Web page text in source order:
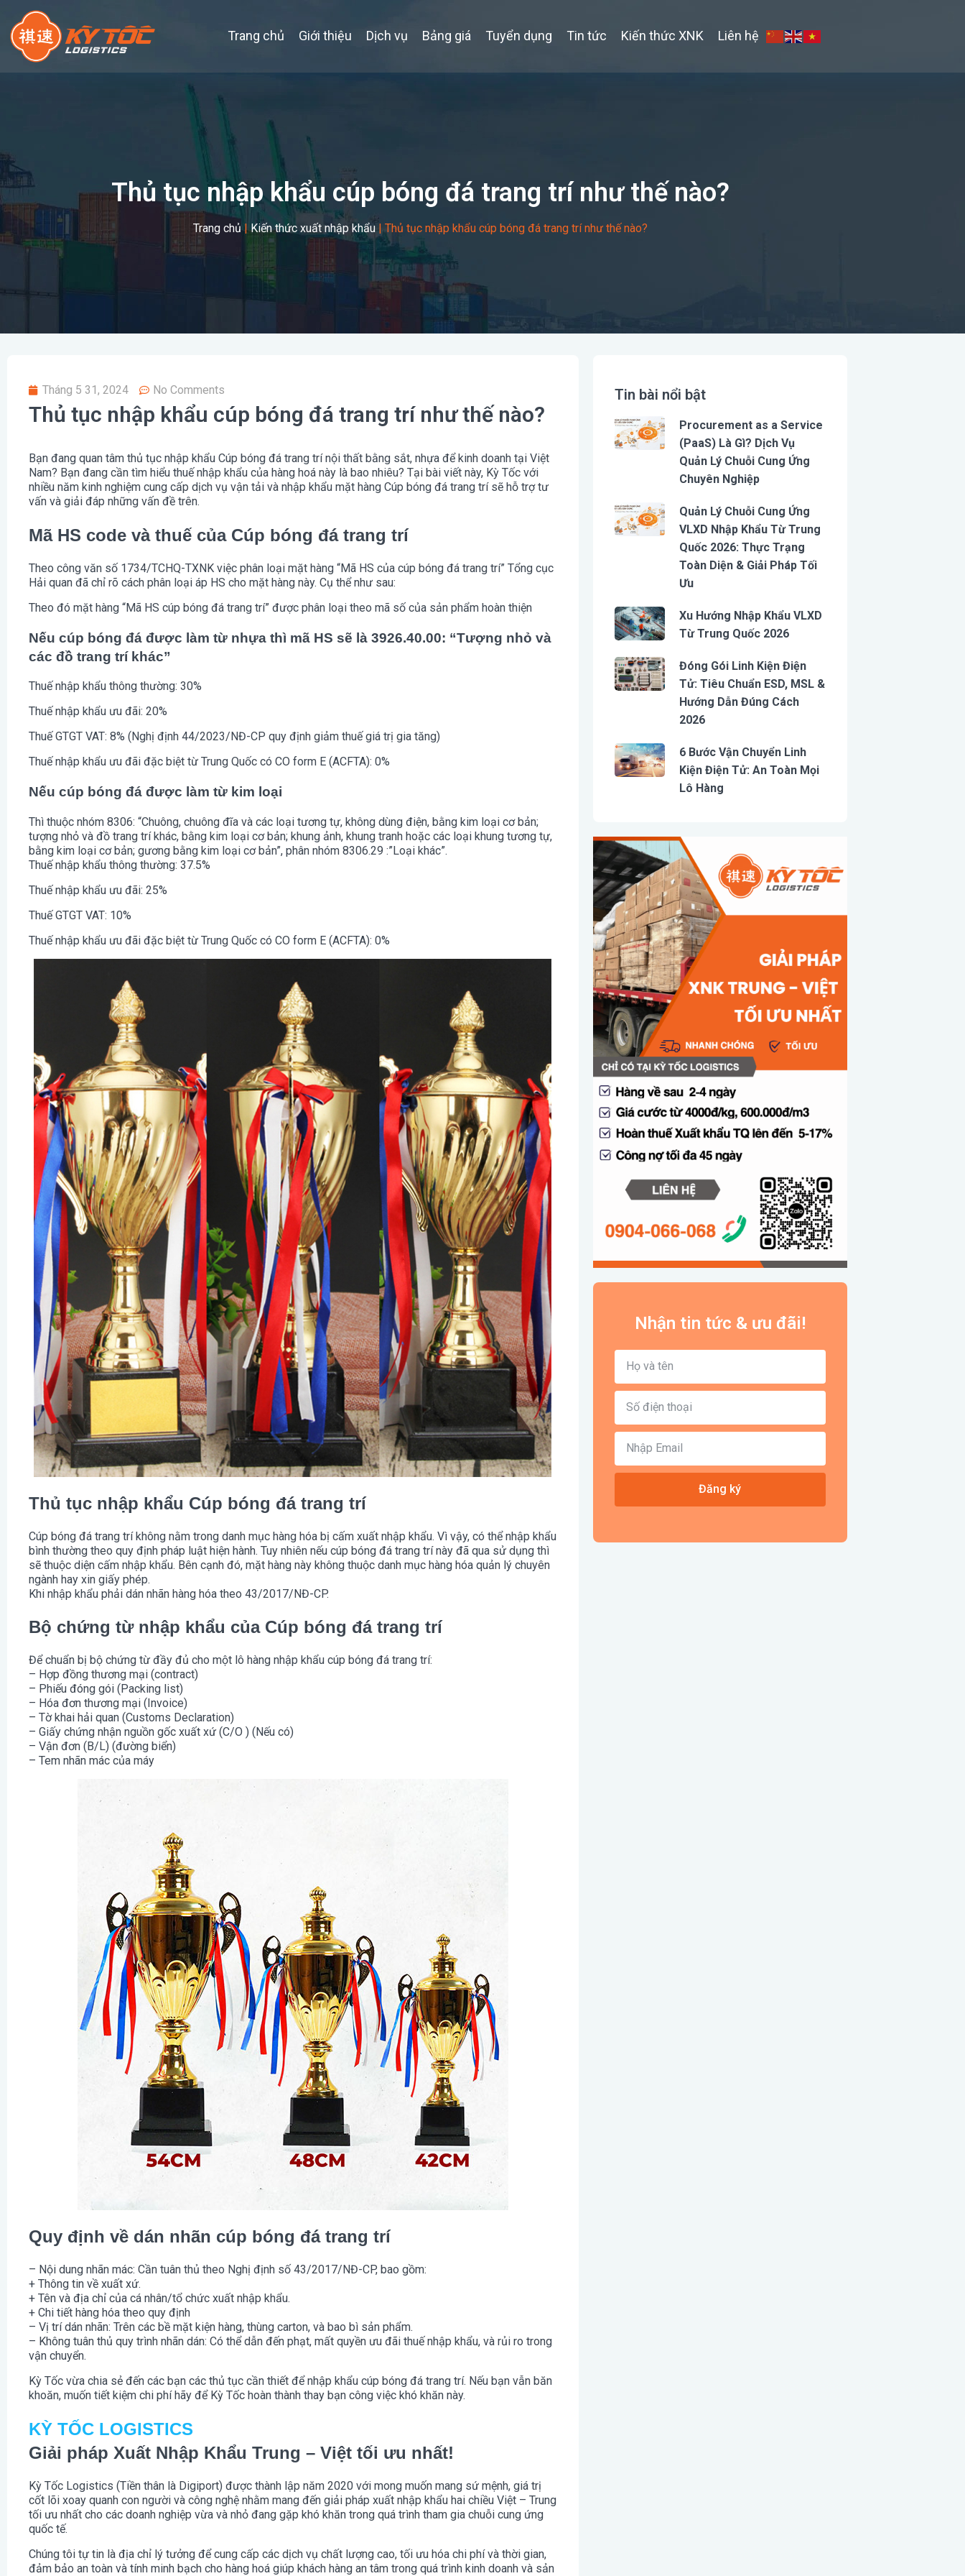
Trang chủ Giới thiệu Dịch vụ Bảng giá Tuyển dụng Tin tức Kiến thức XNK Liên hệ
Thủ tục nhập khẩu cúp bóng đá trang trí như thế nào?
Trang chủ|Kiến thức xuất nhập khẩu| Thủ tục nhập khẩu cúp bóng đá trang trí như thế nào?
Tháng 5 31, 2024 No Comments
Thủ tục nhập khẩu cúp bóng đá trang trí như thế nào?
Bạn đang quan tâm thủ tục nhập khẩu Cúp bóng đá trang trí nội thất bằng sắt, nhựa để kinh doanh tại Việt
Nam? Bạn đang cần tìm hiểu thuế nhập khẩu của hàng hoá này là bao nhiêu? Tại bài viết này, Kỳ Tốc với
nhiều năm kinh nghiệm cung cấp dịch vụ vận tải và nhập khẩu mặt hàng Cúp bóng đá trang trí sẽ hỗ trợ tư
vấn và giải đáp những vấn đề trên.
Mã HS code và thuế của Cúp bóng đá trang trí
Theo công văn số 1734/TCHQ-TXNK việc phân loại mặt hàng “Mã HS của cúp bóng đá trang trí” Tổng cục
Hải quan đã chỉ rõ cách phân loại áp HS cho mặt hàng này. Cụ thể như sau:
Theo đó mặt hàng “Mã HS cúp bóng đá trang trí” được phân loại theo mã số của sản phẩm hoàn thiện
Nếu cúp bóng đá được làm từ nhựa thì mã HS sẽ là 3926.40.00: “Tượng nhỏ và
các đồ trang trí khác”
Thuế nhập khẩu thông thường: 30%
Thuế nhập khẩu ưu đãi: 20%
Thuế GTGT VAT: 8% (Nghị định 44/2023/NĐ-CP quy định giảm thuế giá trị gia tăng)
Thuế nhập khẩu ưu đãi đặc biệt từ Trung Quốc có CO form E (ACFTA): 0%
Nếu cúp bóng đá được làm từ kim loại
Thì thuộc nhóm 8306: “Chuông, chuông đĩa và các loại tương tự, không dùng điện, bằng kim loại cơ bản;
tượng nhỏ và đồ trang trí khác, bằng kim loại cơ bản; khung ảnh, khung tranh hoặc các loại khung tương tự,
bằng kim loại cơ bản; gương bằng kim loại cơ bản”, phân nhóm 8306.29 :”Loại khác”.
Thuế nhập khẩu thông thường: 37.5%
Thuế nhập khẩu ưu đãi: 25%
Thuế GTGT VAT: 10%
Thuế nhập khẩu ưu đãi đặc biệt từ Trung Quốc có CO form E (ACFTA): 0%
Thủ tục nhập khẩu Cúp bóng đá trang trí
Cúp bóng đá trang trí không nằm trong danh mục hàng hóa bị cấm xuất nhập khẩu. Vì vậy, có thể nhập khẩu
bình thường theo quy định pháp luật hiện hành. Tuy nhiên nếu cúp bóng đá trang trí này đã qua sử dụng thì
sẽ thuộc diện cấm nhập khẩu. Bên cạnh đó, mặt hàng này không thuộc danh mục hàng hóa quản lý chuyên
ngành hay xin giấy phép.
Khi nhập khẩu phải dán nhãn hàng hóa theo 43/2017/NĐ-CP.
Bộ chứng từ nhập khẩu của Cúp bóng đá trang trí
Để chuẩn bị bộ chứng từ đầy đủ cho một lô hàng nhập khẩu cúp bóng đá trang trí:
– Hợp đồng thương mại (contract)
– Phiếu đóng gói (Packing list)
– Hóa đơn thương mại (Invoice)
– Tờ khai hải quan (Customs Declaration)
– Giấy chứng nhận nguồn gốc xuất xứ (C/O ) (Nếu có)
– Vận đơn (B/L) (đường biển)
– Tem nhãn mác của máy
Quy định về dán nhãn cúp bóng đá trang trí
– Nội dung nhãn mác: Cần tuân thủ theo Nghị định số 43/2017/NĐ-CP, bao gồm:
+ Thông tin về xuất xứ.
+ Tên và địa chỉ của cá nhân/tổ chức xuất nhập khẩu.
+ Chi tiết hàng hóa theo quy định
– Vị trí dán nhãn: Trên các bề mặt kiện hàng, thùng carton, và bao bì sản phẩm.
– Không tuân thủ quy trình nhãn dán: Có thể dẫn đến phạt, mất quyền ưu đãi thuế nhập khẩu, và rủi ro trong
vận chuyển.
Kỳ Tốc vừa chia sẻ đến các bạn các thủ tục cần thiết để nhập khẩu cúp bóng đá trang trí. Nếu bạn vẫn băn
khoăn, muốn tiết kiệm chi phí hãy để Kỳ Tốc hoàn thành thay bạn công việc khó khăn này.
KỲ TỐC LOGISTICS
Giải pháp Xuất Nhập Khẩu Trung – Việt tối ưu nhất!
Kỳ Tốc Logistics (Tiền thân là Digiport) được thành lập năm 2020 với mong muốn mang sứ mệnh, giá trị
cốt lõi xoay quanh con người và công nghệ nhằm mang đến giải pháp xuất nhập khẩu hai chiều Việt – Trung
tối ưu nhất cho các doanh nghiệp vừa và nhỏ đang gặp khó khăn trong quá trình tham gia chuỗi cung ứng
quốc tế.
Chúng tôi tự tin là địa chỉ lý tưởng để cung cấp các dịch vụ chất lượng cao, tối ưu hóa chi phí và thời gian,
đảm bảo an toàn và tính minh bạch cho hàng hoá giúp khách hàng an tâm trong quá trình kinh doanh và sản
Tin bài nổi bật
Procurement as a Service
(PaaS) Là Gì? Dịch Vụ
Quản Lý Chuỗi Cung Ứng
Chuyên Nghiệp
Quản Lý Chuỗi Cung Ứng
VLXD Nhập Khẩu Từ Trung
Quốc 2026: Thực Trạng
Toàn Diện & Giải Pháp Tối
Ưu
Xu Hướng Nhập Khẩu VLXD
Từ Trung Quốc 2026
Đóng Gói Linh Kiện Điện
Tử: Tiêu Chuẩn ESD, MSL &
Hướng Dẫn Đúng Cách
2026
6 Bước Vận Chuyển Linh
Kiện Điện Tử: An Toàn Mọi
Lô Hàng
Nhận tin tức & ưu đãi!
Đăng ký